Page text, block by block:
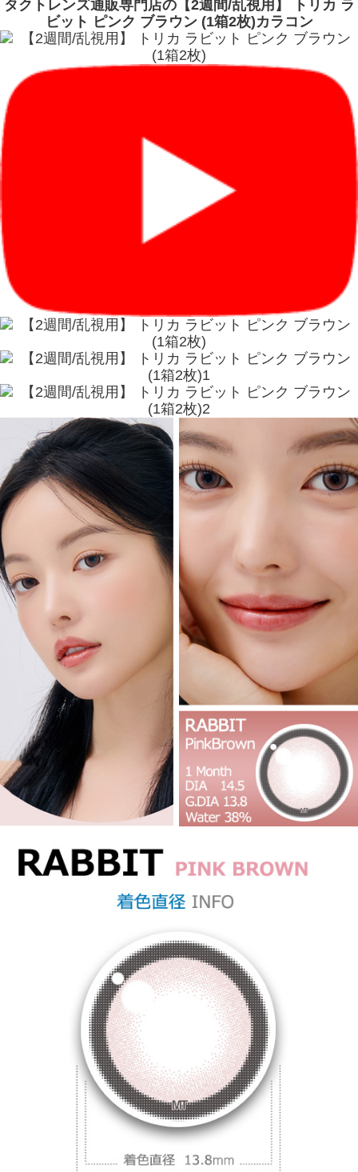
タクトレンズ通販専門店の【2週間/乱視用】 トリカ ラ
ビット ピンク ブラウン (1箱2枚)カラコン